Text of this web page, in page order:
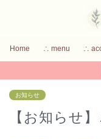
Home ∴ menu ∴
お知らせ
【お知らせ